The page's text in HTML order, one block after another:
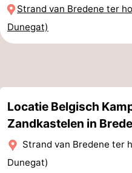
Route
-
Kusttram
Reisboekenwinkel
Nieuws
Medische
Strand van Bredene ter
Dunegat)
Locatie Belgisch
Zandkastelen in
Strand van Bredene ter
Dunegat)